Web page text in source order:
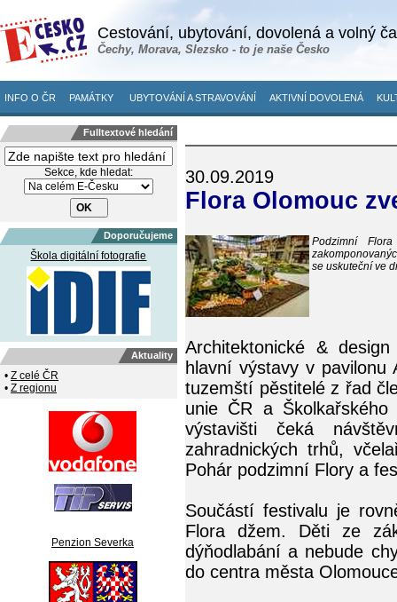
Cestování, ubytování, dovolená a volný
Čechy, Morava, Slezsko - to je naše Česko
INFO O ČR PAMÁTKY UBYTOVÁNÍ A STRAVOVÁNÍ AKTIVNÍ DOVOLENÁ
Fulltextové hledání
Sekce, kde hledat:
Doporučujeme
Škola digitální fotografie
Aktuality
• Z celé ČR
• Z regionu
Penzion Severka
30.09.2019
Flora Olomouc
Podzimní
se uskuteční ve
Architektonické &
hlavní výstavy v
tuzemští pěstitelé z řad
unie ČR a
výstavišti čeká
zahradnických trhů,
Pohár podzimní Flory a
Součástí festivalu je
Flora džem. Děti ze
dýňodlabání a nebude
do centra města